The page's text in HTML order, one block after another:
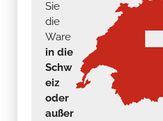
Sie
die
Ware
in die
Schw
eiz
oder
außer